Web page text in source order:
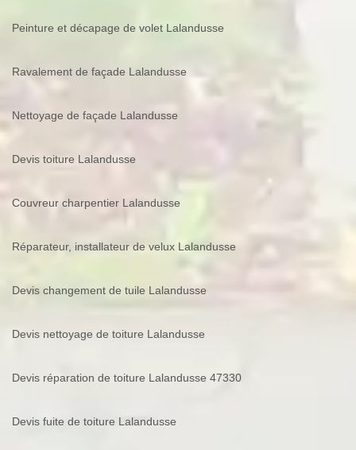
Peinture et décapage de volet Lalandusse
Ravalement de façade Lalandusse
Nettoyage de façade Lalandusse
Devis toiture Lalandusse
Couvreur charpentier Lalandusse
Réparateur, installateur de velux Lalandusse
Devis changement de tuile Lalandusse
Devis nettoyage de toiture Lalandusse
Devis réparation de toiture Lalandusse 47330
Devis fuite de toiture Lalandusse